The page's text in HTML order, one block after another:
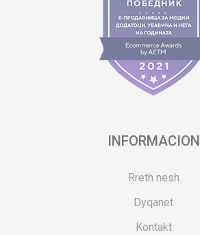
INFORMACION
Rreth nesh
Dyqanet
Kontakt